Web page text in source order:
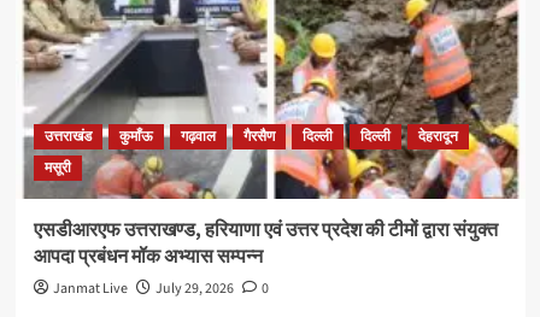
उत्तराखंड कुमाँऊ गढ़वाल गैरसैण दिल्ली दिल्ली
देहरादून
मसूरी
एसडीआरएफ उत्तराखण्ड, हरियाणा एवं उत्तर प्रदेश की टीमों द्वारा संयुक्त
आपदा प्रबंधन मॉक अभ्यास सम्पन्न
Janmat Live July 29, 2026 0